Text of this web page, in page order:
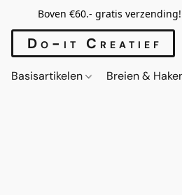
Boven €60.- gratis
Do-it Creatief
Basisartikelen Breien &